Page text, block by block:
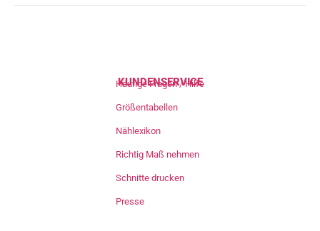
KUNDENSERVICE
Häufige Fragen / Hilfe
Größentabellen
Nählexikon
Richtig Maß nehmen
Schnitte drucken
Presse